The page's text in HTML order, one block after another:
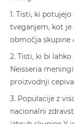
1. Tisti, ki
tveganjem, kot
območja skupine
2. Tisti, ki bi lahko
Neisseria
proizvodnji
3. Populacije z
nacionalni